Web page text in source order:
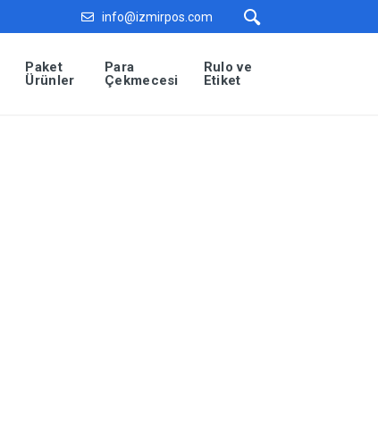
info@izmirpos.com
Paket
Ürünler
Para
Çekmecesi
Rulo ve
Etiket